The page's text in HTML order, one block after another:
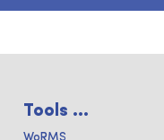
Tools ...
WoRMS